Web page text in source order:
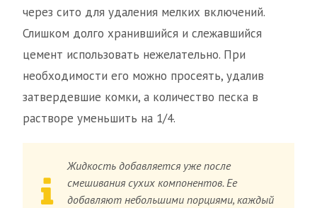
через сито для удаления мелких включений.
Слишком долго хранившийся и слежавшийся
цемент использовать нежелательно. При
необходимости его можно просеять, удалив
затвердевшие комки, а количество песка в
растворе уменьшить на 1/4.
Жидкость добавляется уже после
смешивания сухих компонентов. Ее
добавляют небольшими порциями, каждый